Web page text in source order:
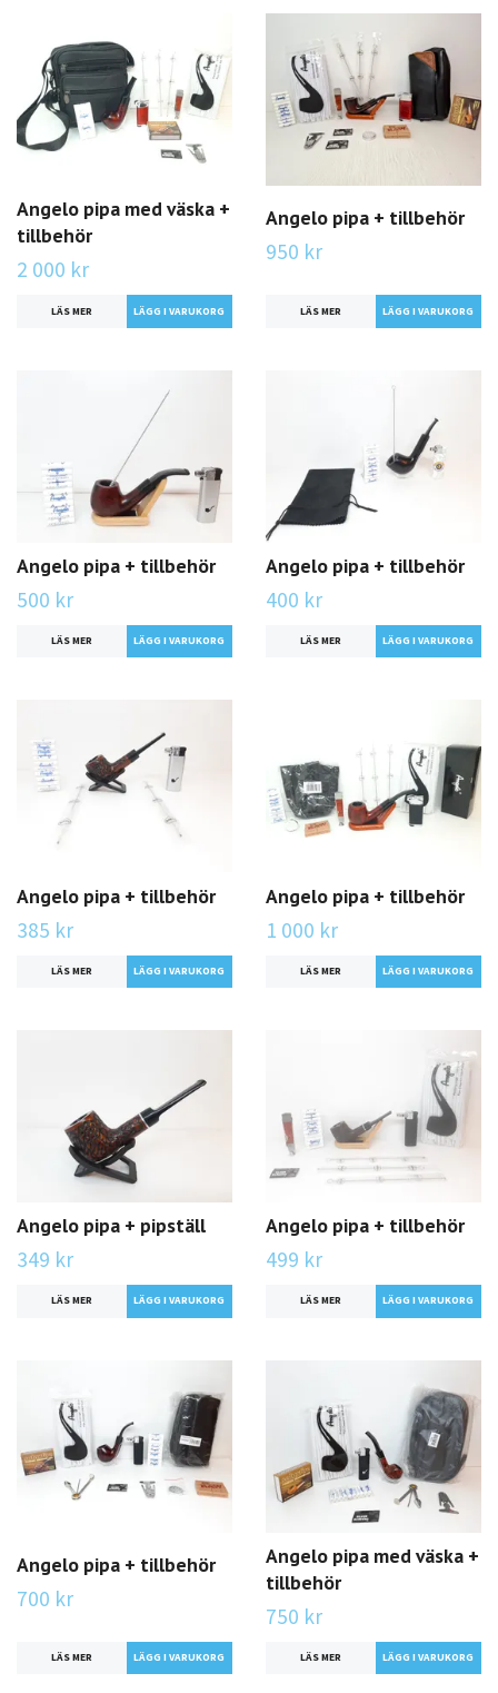
Angelo pipa med väska +
tillbehör
2 000 kr
LÄS MER
Angelo pipa + tillbehör
950 kr
LÄS MER
Angelo pipa + tillbehör
500 kr
LÄS MER
Angelo pipa + tillbehör
400 kr
LÄS MER
Angelo pipa + tillbehör
385 kr
LÄS MER
Angelo pipa + tillbehör
1 000 kr
LÄS MER
Angelo pipa + pipställ
349 kr
LÄS MER
Angelo pipa + tillbehör
499 kr
LÄS MER
Angelo pipa + tillbehör
700 kr
LÄS MER
Angelo pipa med väska +
tillbehör
750 kr
LÄS MER